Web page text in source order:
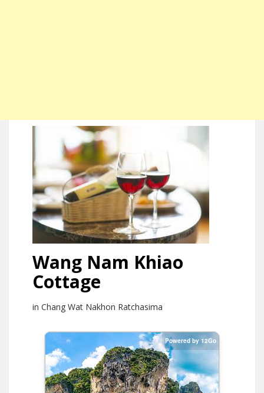
Wang Nam Khiao
Cottage
in Chang Wat Nakhon Ratchasima